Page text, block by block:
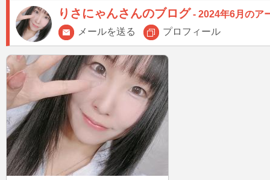
りさにゃんさんのブログ
2024年6月のア
メールを送る
プロフィール